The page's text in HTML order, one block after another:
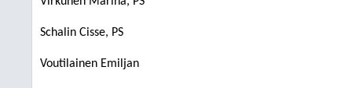
Schalin Cisse, PS
Voutilainen Emiljan